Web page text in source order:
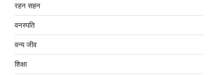
रहन सहन
वनस्पति
वन्य जीव
शिक्षा